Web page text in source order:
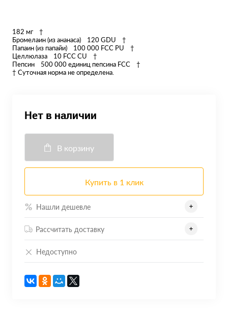
182 мг †
Бромелаин (из ананаса) 120 GDU †
Папаин (из папайи) 100 000 FCC PU †
Целлюлаза 10 FCC CU †
Пепсин 500 000 единиц пепсина FCC †
† Суточная норма не определена.
Нет в наличии
В корзину
Купить в 1 клик
Нашли дешевле
Рассчитать доставку
Недоступно